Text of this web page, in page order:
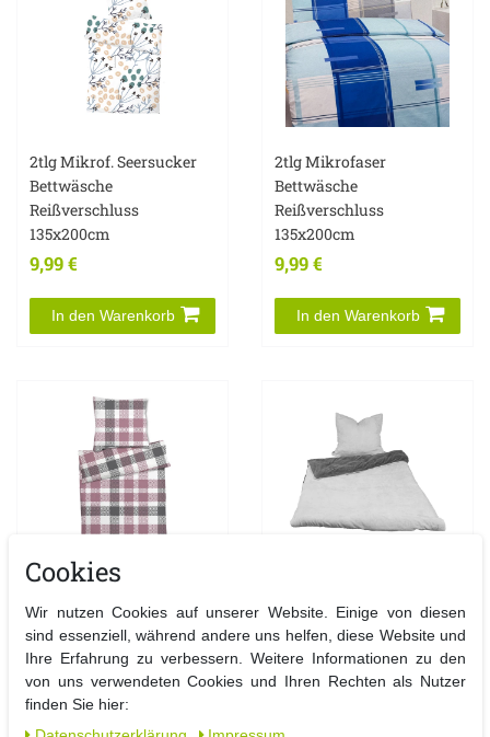
2tlg Mikrof. Seersucker
Bettwäsche
Reißverschluss
135x200cm
9,99 €
In den Warenkorb
2tlg Mikrofaser
Bettwäsche
Reißverschluss
135x200cm
9,99 €
In den Warenkorb
Seersucker Bettwäsche
Bettzeug Reißverschluss
135x200cm
24,99 €
Wende Bettwäsche
Garnitur
Bettzeug135x200cm
39,99 €
Cookies
Wir nutzen Cookies auf unserer Website. Einige von diesen
sind essenziell, während andere uns helfen, diese Website und
Ihre Erfahrung zu verbessern. Weitere Informationen zu den
von uns verwendeten Cookies und Ihren Rechten als Nutzer
finden Sie hier: